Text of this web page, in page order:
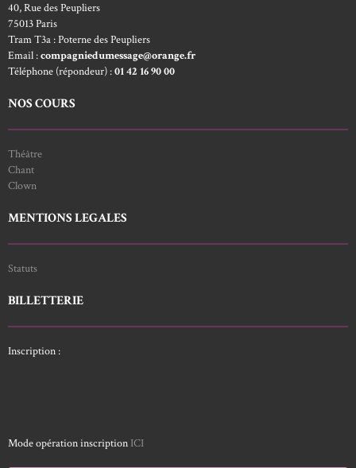
40, Rue des Peupliers
75013 Paris
Tram T3a : Poterne des Peupliers
Email :compagniedumessage@orange.fr
Téléphone (répondeur) :01 42 16 90 00
NOS COURS
Théâtre
Chant
Clown
MENTIONS LEGALES
Statuts
BILLETTERIE
Inscription :
Mode opération inscription ICI